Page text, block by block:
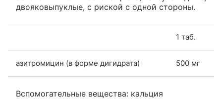
двояковыпуклые, с риской с одной стороны.
1 таб.
азитромицин (в форме дигидрата) 500 мг
Вспомогательные вещества: кальция